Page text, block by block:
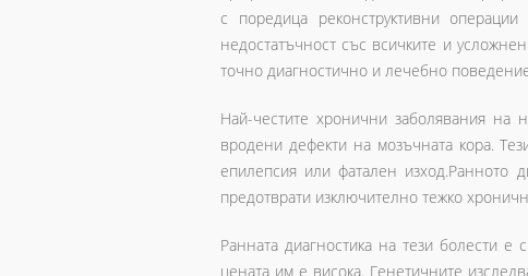
с поредица реконструктивни
недостатъчност със всичките и
точно диагностично и лечебно
Най-честите хронични заболявания на
вродени дефекти на мозъчната кора.
епилепсия или фатален изход.Ранното
предотврати изключително тежко
Ранната диагностика на тези болести
цената им е висока. Генетичните